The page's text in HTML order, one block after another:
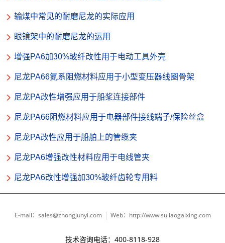
输煤中常见的耐磨尼龙的实际应用
眼镜架中的耐磨尼龙的运用
增强PA6加30%玻纤改性用于电动工具外壳
尼龙PA66氮系阻燃材料应用于小型变压器线圈骨架
尼龙PA改性增强应用于船桨连接部件
尼龙PA66阻燃材料应用于电器部件接线端子/保险丝盒
尼龙PA改性应用于船舶上的管缆夹
尼龙PA6增强改性材料应用于电线管夹
尼龙PA6改性增强加30%玻纤齿轮专用料
E-mail：sales@zhongjunyi.com Web：http://www.suliaogaixing.com
技术咨询电话：400-8118-928